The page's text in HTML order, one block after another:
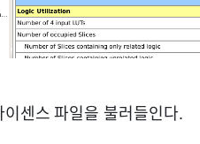
센스 파일을 불러들인다.